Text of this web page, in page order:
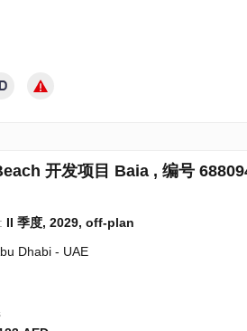
开发项目 Baia , 编号
II 季度, 2029, off-plan
Dhabi - UAE